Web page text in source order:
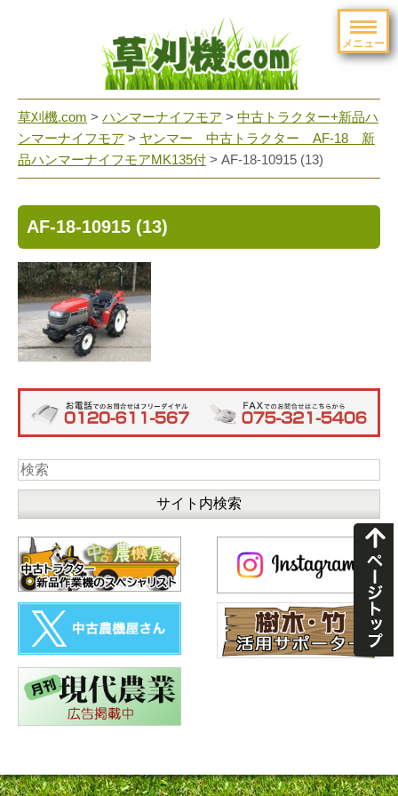
メニュー
草刈機.com > ハンマーナイフモア > 中古トラクター+新品ハ
ンマーナイフモア > ヤンマー 中古トラクター AF-18 新
品ハンマーナイフモアMK135付 > AF-18-10915 (13)
AF-18-10915 (13)